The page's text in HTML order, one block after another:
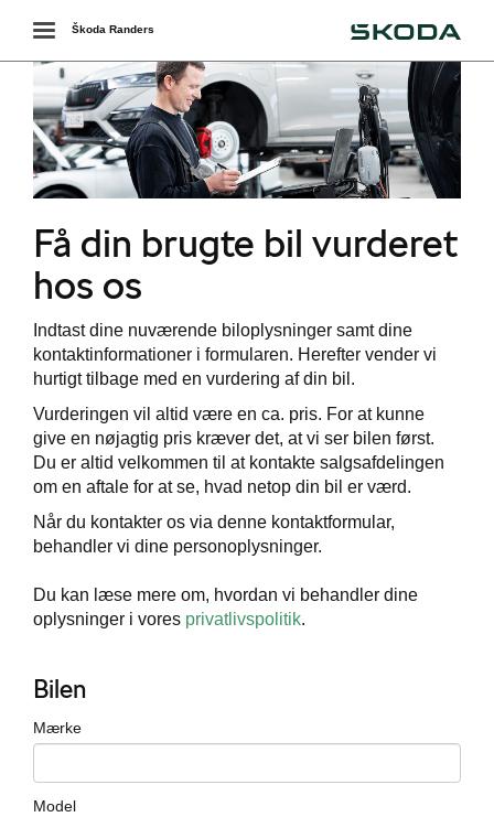
Toggle
navigation
Škoda Randers
Få din brugte bil vurderet
hos os
Indtast dine nuværende biloplysninger samt dine
kontaktinformationer i formularen. Herefter vender vi
hurtigt tilbage med en vurdering af din bil.
Vurderingen vil altid være en ca. pris. For at kunne
give en nøjagtig pris kræver det, at vi ser bilen først.
Du er altid velkommen til at kontakte salgsafdelingen
om en aftale for at se, hvad netop din bil er værd.
Når du kontakter os via denne kontaktformular,
behandler vi dine personoplysninger.
Du kan læse mere om, hvordan vi behandler dine
oplysninger i vores privatlivspolitik.
Bilen
Mærke
Model